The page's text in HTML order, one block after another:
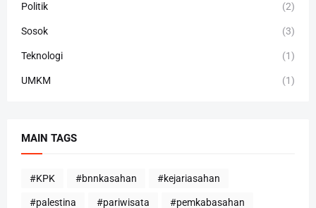
Politik (2)
Sosok (3)
Teknologi (1)
UMKM (1)
MAIN TAGS
#KPK #bnnkasahan #kejariasahan
#palestina #pariwisata #pemkabasahan